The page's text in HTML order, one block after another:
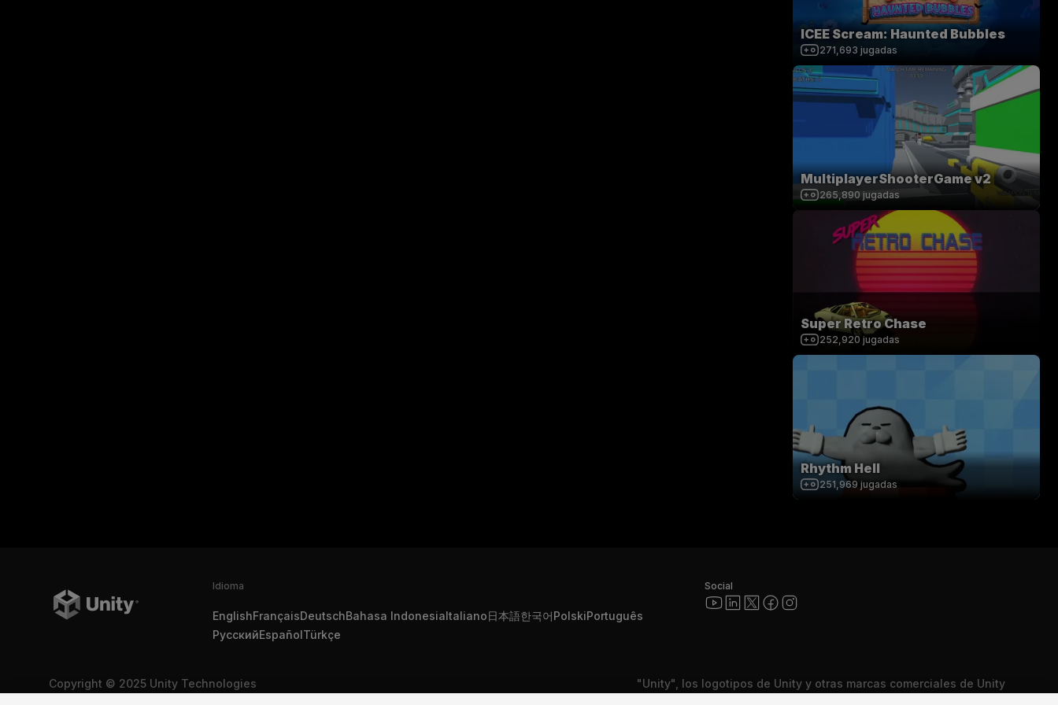
ICEE Scream: Haunted Bubbles
271,693 jugadas
MultiplayerShooterGame v2
265,890 jugadas
Super Retro Chase
252,920 jugadas
Rhythm Hell
251,969 jugadas
Idioma
EnglishFrançaisDeutschBahasa IndonesiaItaliano日本語한국어PolskiPortuguês
РусскийEspañolTürkçe
Social
Copyright © 2025 Unity Technologies
"Unity", los logotipos de Unity y otras marcas comerciales de Unity